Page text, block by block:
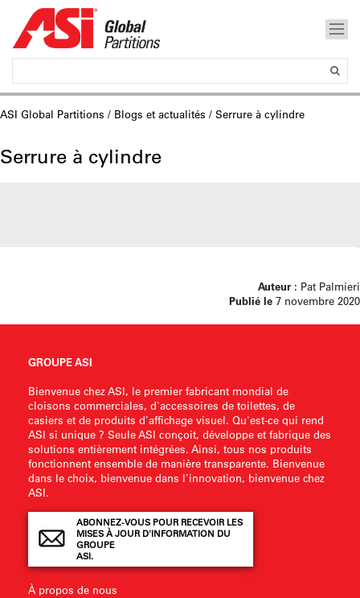
ASI Global Partitions / Blogs et actualités / Serrure à cylindre
Serrure à cylindre
Auteur : Pat Palmieri
Publié le 7 novembre 2020
GROUPE ASI
Bienvenue chez ASI, le premier fabricant mondial de
cloisons commerciales, d'accessoires de toilettes, de
casiers et de produits d'affichage visuel. Qu'est-ce qui rend
ASI si unique ? Seule ASI conçoit, développe et fabrique des
solutions entièrement intégrées. Ainsi, tous nos produits
fonctionnent ensemble de manière transparente. Bienvenue
dans le choix, bienvenue dans l'innovation, bienvenue chez
ASI.
ABONNEZ-VOUS POUR RECEVOIR LES
MISES À JOUR D'INFORMATION DU
GROUPE
ASI.
À propos de nous